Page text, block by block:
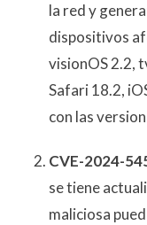
la red y
dispositivos
visionOS 2.2,
Safari 18.2,
con las
CVE-2024-
se tiene
maliciosa